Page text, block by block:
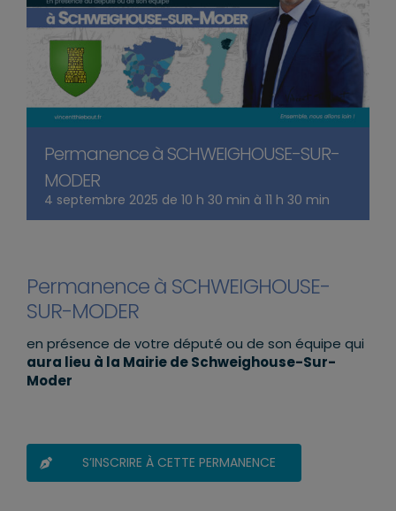
Permanence à SCHWEIGHOUSE-SUR-
MODER
4 septembre 2025 de 10 h 30 min à 11 h 30 min
Permanence à SCHWEIGHOUSE-
SUR-MODER
en présence de votre député ou de son équipe qui
aura lieu à la Mairie de Schweighouse-Sur-
Moder
S’INSCRIRE À CETTE PERMANENCE